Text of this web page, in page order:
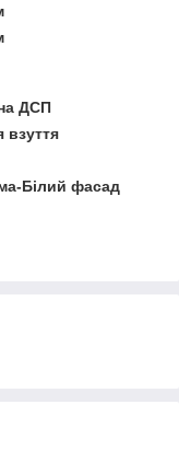
ДСП
взуття
Білий фасад